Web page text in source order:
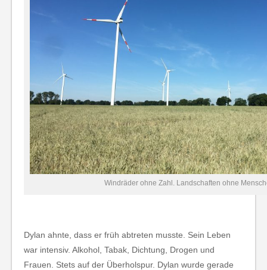
Windräder ohne Zahl. Landschaften ohne
Dylan ahnte, dass er früh abtreten musste. Sein Leben
war intensiv. Alkohol, Tabak, Dichtung, Drogen und
Frauen. Stets auf der Überholspur. Dylan wurde gerade